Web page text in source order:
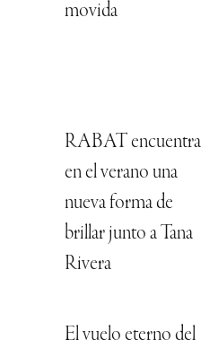
movida
RABAT encuentra
en el verano una
nueva forma de
brillar junto a Tana
Rivera
El vuelo eterno del